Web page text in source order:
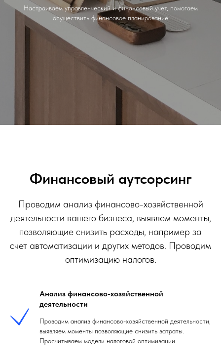
Настраиваем управленческий и финансовый учет, помогаем
осуществить финансовое планирование
Финансовый аутсорсинг
Проводим анализ финансово-хозяйственной
деятельности вашего бизнеса, выявлем моменты,
позволяющие снизить расходы, например за
счет автоматизации и других методов. Проводим
оптимизацию налогов.
Анализ финансово-хозяйственной
деятельности
Проводим анализ финансово-хозяйственной деятельности,
выявляем моменты позволяющие снизить затраты.
Просчитываем модели налоговой оптимизации